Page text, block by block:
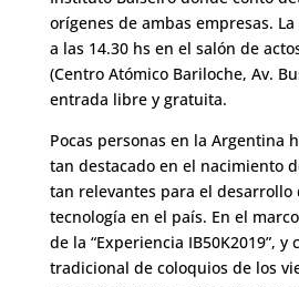
orígenes de ambas empresas.
a las 14.30 hs en el salón de
(Centro Atómico Bariloche, Av.
entrada libre y gratuita.
Pocas personas en la Argentina
tan destacado en el nacimiento
tan relevantes para el desarrollo
tecnología en el país. En el
de la “Experiencia IB50K2019”,
tradicional de coloquios de los